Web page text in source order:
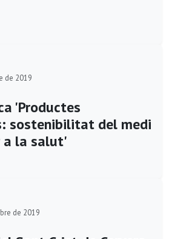
de 2019
'Productes
sostenibilitat del medi
a la salut'
de 2019